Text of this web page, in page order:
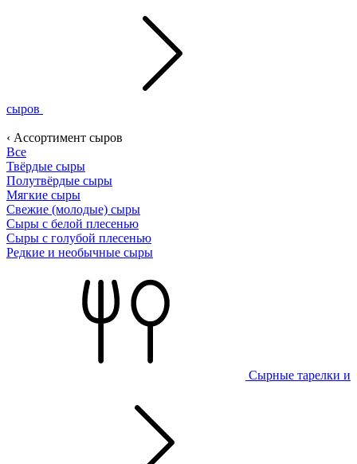
сыров
‹ Ассортимент сыров
Все
Твёрдые сыры
Полутвёрдые сыры
Мягкие сыры
Свежие (молодые) сыры
Сыры с белой плесенью
Сыры с голубой плесенью
Редкие и необычные сыры
Сырные тарелки и